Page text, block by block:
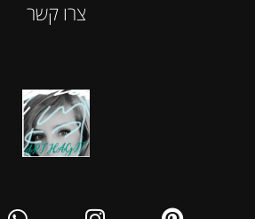
צרו קשר